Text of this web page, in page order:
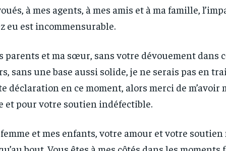
and you
1-YEAR
/ year
and you
1-YEAR
/ year
à mes agents, à mes amis et à ma famille,
eu est incommensurable.
parents et ma sœur, sans votre dévouement dans
sans une base aussi solide, je ne serais pas en
déclaration en ce moment, alors merci de m’avoir
et pour votre soutien indéfectible.
et mes enfants, votre amour et votre soutien